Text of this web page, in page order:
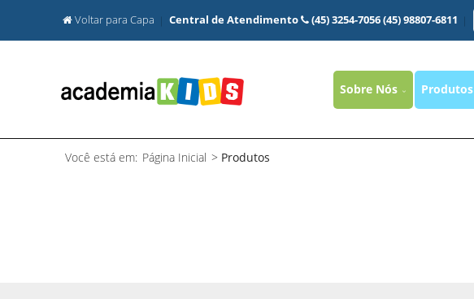
Voltar para Capa Central de Atendimento (45) 3254-7056 (45) 98807-6811
Sobre Nós Produtos
Você está em: Página Inicial > Produtos